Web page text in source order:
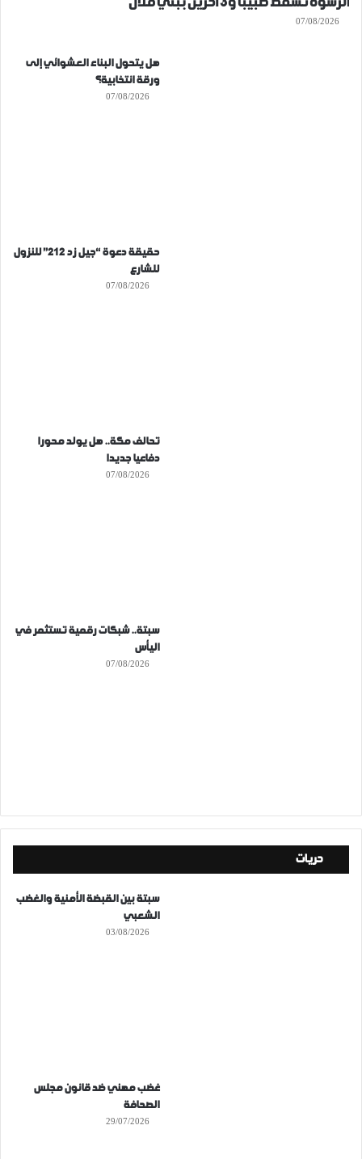
07/08/2026
هل يتحول البناء العشوائي إلى
ورقة انتخابية؟
07/08/2026
حقيقة دعوة “جيل زد 212” للنزول
للشارع
07/08/2026
تحالف مكة.. هل يولد محورا
دفاعيا جديدا
07/08/2026
سبتة.. شبكات رقمية تستثمر في
اليأس
07/08/2026
حريات
سبتة بين القبضة الأمنية والغضب
الشعبي
03/08/2026
غضب مهني ضد قانون مجلس
الصحافة
29/07/2026